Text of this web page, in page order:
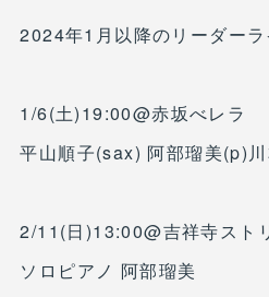
2024年1月以降のリーダーラ
1/6(土)19:00@赤坂べレラ
平山順子(sax) 阿部瑠美(p)
2/11(日)13:00@吉祥寺スト
ソロピアノ 阿部瑠美